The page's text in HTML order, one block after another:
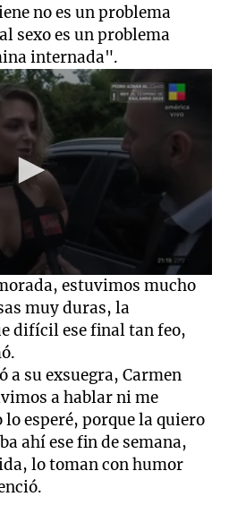
no es un problema
sexo es un problema
internada".
estuvimos mucho
muy duras, la
difícil ese final tan feo,
su exsuegra, Carmen
a hablar ni me
esperé, porque la quiero
ahí ese fin de semana,
lo toman con humor